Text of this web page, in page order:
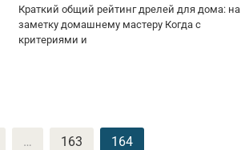
Краткий общий рейтинг дрелей для дома: на
заметку домашнему мастеру Когда с
критериями и
… 163 164